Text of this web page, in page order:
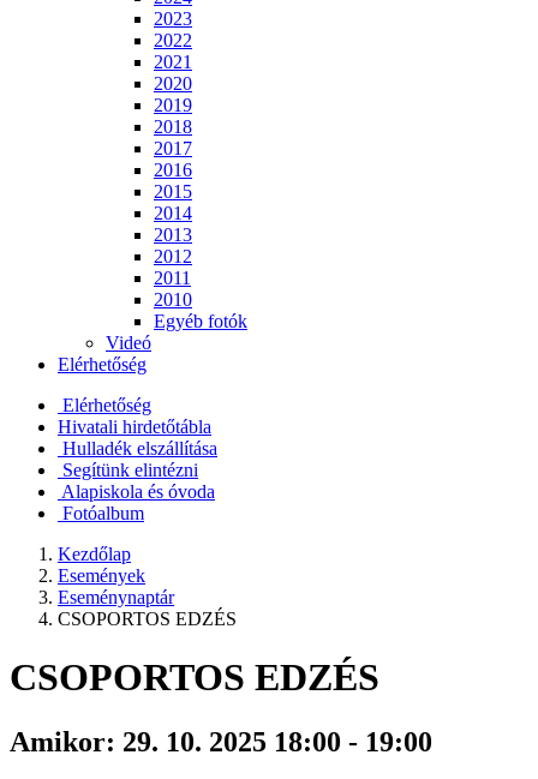
2023
2022
2021
2020
2019
2018
2017
2016
2015
2014
2013
2012
2011
2010
Egyéb fotók
Videó
Elérhetőség
Elérhetőség
Hivatali hirdetőtábla
Hulladék elszállítása
Segítünk elintézni
Alapiskola és óvoda
Fotóalbum
Kezdőlap
Események
Eseménynaptár
CSOPORTOS EDZÉS
CSOPORTOS EDZÉS
Amikor: 29. 10. 2025 18:00 - 19:00